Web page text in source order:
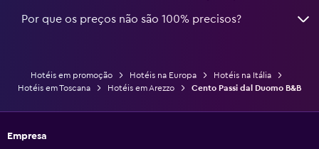
Por que os preços não são 100% precisos?
Hotéis em promoção Hotéis na Europa
Hotéis na Itália
Hotéis em Toscana
Hotéis em Arezzo Cento Passi dal Duomo B&B
Empresa